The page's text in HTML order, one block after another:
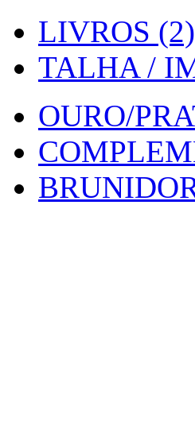
LIVROS (2)
TALHA /
OURO/